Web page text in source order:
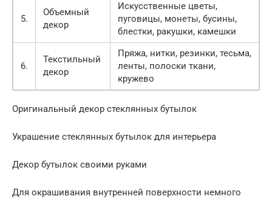
5.
Объемный
декор
Искусственные цветы,
пуговицы, монеты, бусины,
блестки, ракушки, камешки
6.
Текстильный
декор
Пряжа, нитки, резинки, тесьма,
ленты, полоски ткани,
кружево
Оригинальный декор стеклянных бутылок
Украшение стеклянных бутылок для интерьера
Декор бутылок своими руками
Для окрашивания внутренней поверхности немного